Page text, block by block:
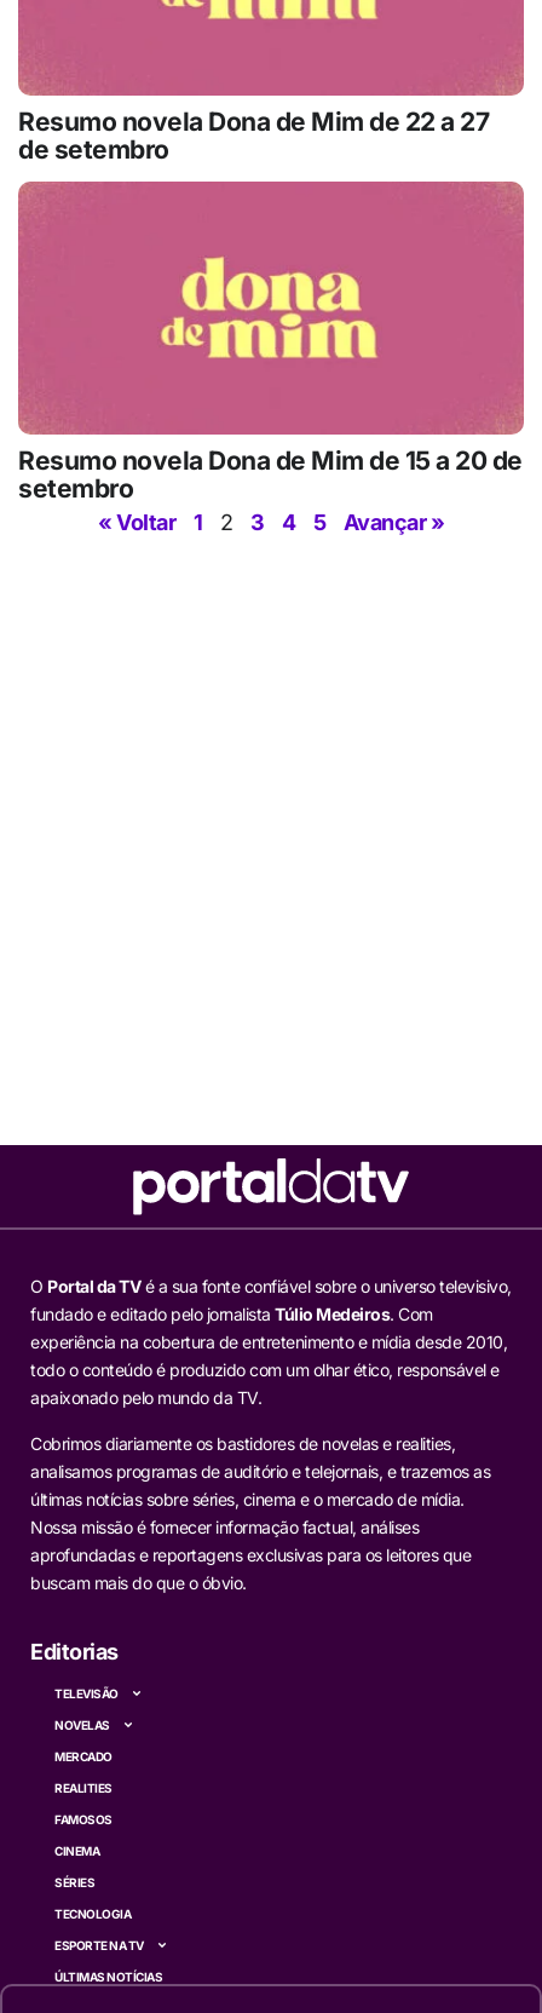
Resumo novela Dona de Mim de 22 a 27
de setembro
Resumo novela Dona de Mim de 15 a 20 de
setembro
« Voltar 1 2 3 4 5 Avançar »
O Portal da TVé a sua fonte confiável sobre o universo televisivo,
fundado e editado pelo jornalista Túlio Medeiros. Com
experiência na cobertura de entretenimento e mídia desde 2010,
todo o conteúdo é produzido com um olhar ético, responsável e
apaixonado pelo mundo da TV.
Cobrimos diariamente os bastidores de novelas e realities,
analisamos programas de auditório e telejornais, e trazemos as
últimas notícias sobre séries, cinema e o mercado de mídia.
Nossa missão é fornecer informação factual, análises
aprofundadas e reportagens exclusivas para os leitores que
buscam mais do que o óbvio.
Editorias
TELEVISÃO
NOVELAS
MERCADO
REALITIES
FAMOSOS
CINEMA
SÉRIES
TECNOLOGIA
ESPORTE NA TV
ÚLTIMAS NOTÍCIAS